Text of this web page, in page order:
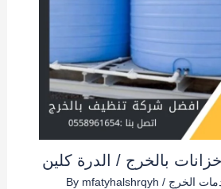
بالخرج / الدرة كلين
الخرج / By
mfatyhalshrqyh